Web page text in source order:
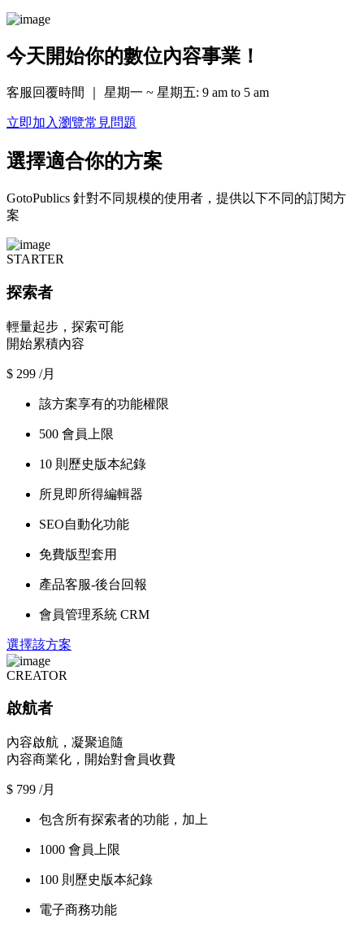
今天開始你的數位內容事業！
客服回覆時間 ｜ 星期一 ~ 星期五: 9 am to 5 am
立即加入瀏覽常見問題
選擇適合你的方案
GotoPublics 針對不同規模的使用者，提供以下不同的訂閱方
案
STARTER
探索者
輕量起步，探索可能
開始累積內容
$ 299 /月
該方案享有的功能權限
500 會員上限
10 則歷史版本紀錄
所見即所得編輯器
SEO自動化功能
免費版型套用
產品客服-後台回報
會員管理系統 CRM
選擇該方案
CREATOR
啟航者
內容啟航，凝聚追隨
內容商業化，開始對會員收費
$ 799 /月
包含所有探索者的功能，加上
1000 會員上限
100 則歷史版本紀錄
電子商務功能